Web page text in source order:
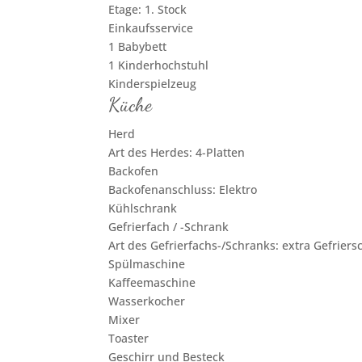
Etage: 1. Stock
Einkaufsservice
1 Babybett
1 Kinderhochstuhl
Kinderspielzeug
Küche
Herd
Art des Herdes: 4-Platten
Backofen
Backofenanschluss: Elektro
Kühlschrank
Gefrierfach / -Schrank
Art des Gefrierfachs-/Schranks: extra
Spülmaschine
Kaffeemaschine
Wasserkocher
Mixer
Toaster
Geschirr und Besteck